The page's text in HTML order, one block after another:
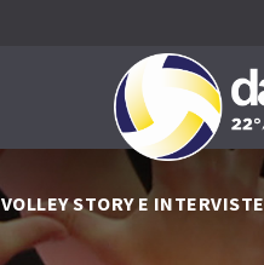
VOLLEY STORY E INTERVISTE